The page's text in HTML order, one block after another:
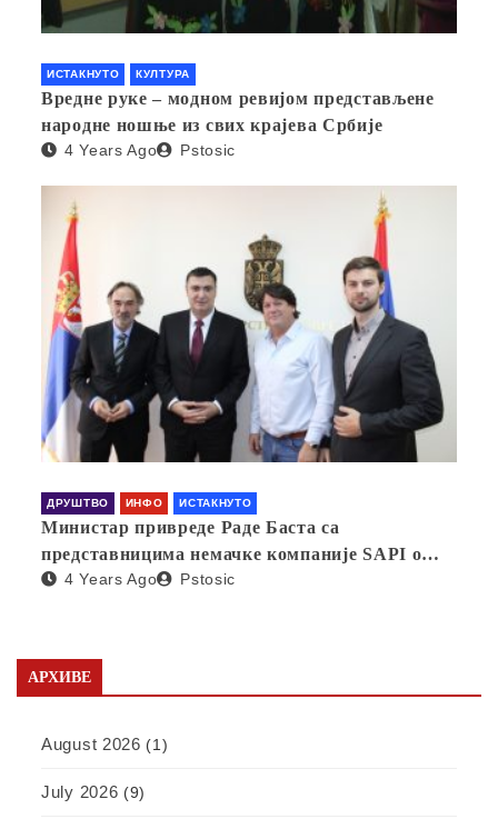
ИСТАКНУТО КУЛТУРА
Вредне руке – модном ревијом представљене
народне ношње из свих крајева Србије
4 Years Ago Pstosic
ДРУШТВО ИНФО ИСТАКНУТО
Министар привреде Раде Баста са
представницима немачке компаније SAPI о
отварању фабрике у Србији
4 Years Ago Pstosic
АРХИВЕ
August 2026 (1)
July 2026 (9)